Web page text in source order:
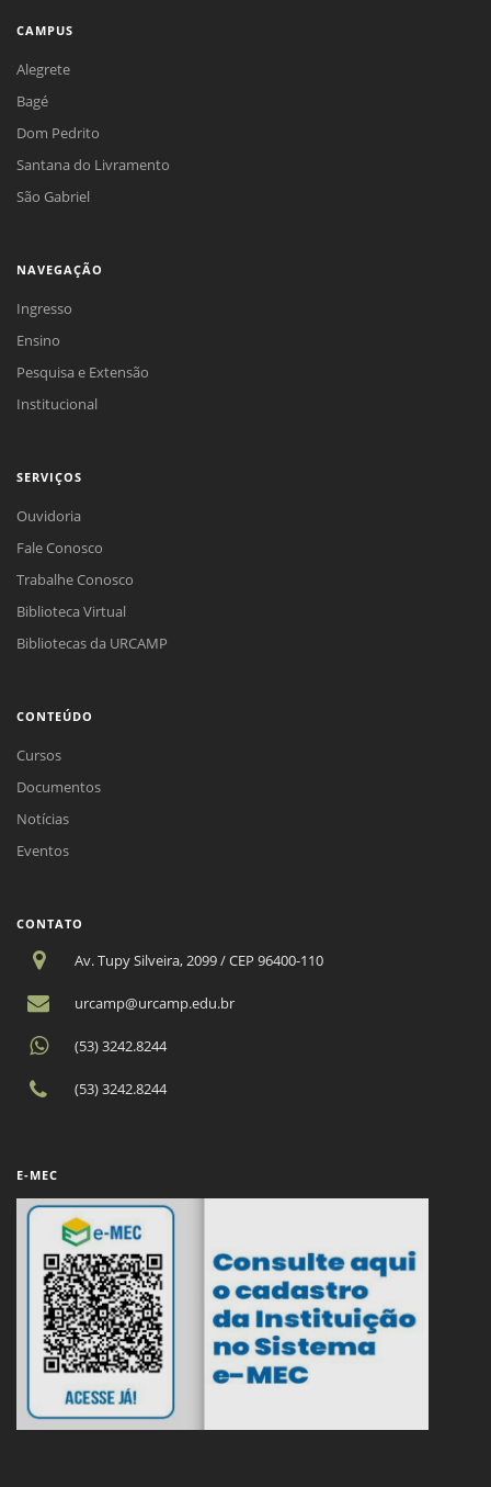
CAMPUS
Alegrete
Bagé
Dom Pedrito
Santana do Livramento
São Gabriel
NAVEGAÇÃO
Ingresso
Ensino
Pesquisa e Extensão
Institucional
SERVIÇOS
Ouvidoria
Fale Conosco
Trabalhe Conosco
Biblioteca Virtual
Bibliotecas da URCAMP
CONTEÚDO
Cursos
Documentos
Notícias
Eventos
CONTATO
Av. Tupy Silveira, 2099 / CEP 96400-110
urcamp@urcamp.edu.br
(53) 3242.8244
(53) 3242.8244
E-MEC